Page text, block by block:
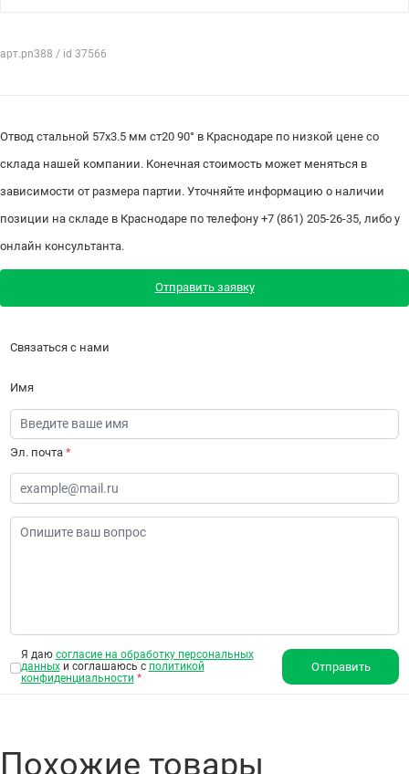
арт.pn388 / id 37566
Отвод стальной 57х3.5 мм ст20 90° в Краснодаре по низкой цене со
склада нашей компании. Конечная стоимость может меняться в
зависимости от размера партии. Уточняйте информацию о наличии
позиции на складе в Краснодаре по телефону +7 (861) 205-26-35, либо у
онлайн консультанта.
Отправить заявку
Связаться с нами
Имя
Эл. почта *
Я даю согласие на обработку персональных
данныхи соглашаюсь с политикой
конфиденциальности *
Отправить
Похожие товары